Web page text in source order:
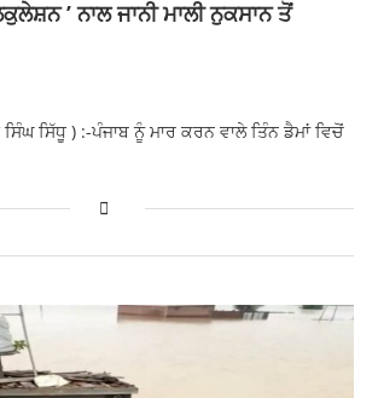
’ ਨਾਲ ਜਾਨੀ ਮਾਲੀ ਨੁਕਸਾਨ ਤੋਂ
ਸਿੱਧੂ ) :-ਪੰਜਾਬ ਨੂੰ ਮਾਰ ਕਰਨ ਵਾਲੇ ਤਿੰਨ ਡੈਮਾਂ ਵਿਚੋਂ